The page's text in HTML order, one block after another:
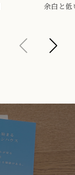
余白と